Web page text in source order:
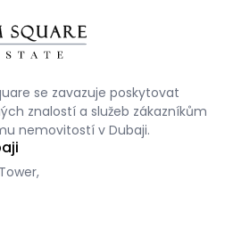
se zavazuje poskytovat
znalostí a služeb zákazníkům
nemovitostí v Dubaji.